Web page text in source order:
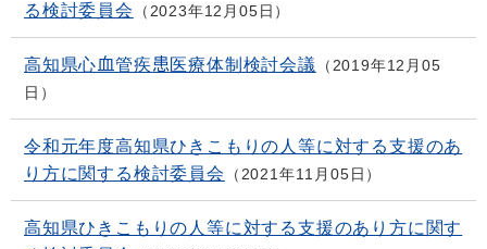
る検討委員会
2023年12月05日
高知県心血管疾患医療体制検討会議
2019年12月05
日
令和元年度高知県ひきこもりの人等に対する支援のあ
り方に関する検討委員会
2021年11月05日
高知県ひきこもりの人等に対する支援のあり方に関す